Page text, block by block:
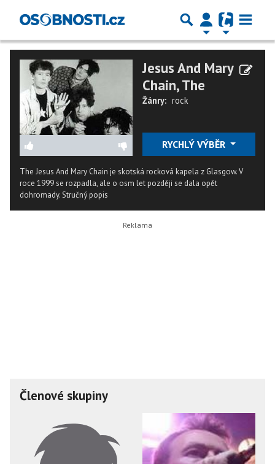
Jesus And Mary
Chain, The
Žánry: rock
RYCHLÝ VÝBĚR
The Jesus And Mary Chain je skotská rocková kapela z Glasgow. V
roce 1999 se rozpadla, ale o osm let později se dala opět
dohromady.Stručný popis
Členové skupiny